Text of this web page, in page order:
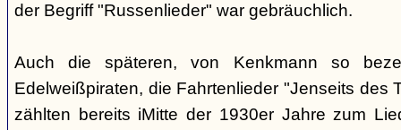
der Begriff "Russenlieder" war gebräuchlich.
Auch die späteren, von Kenkmann so
Edelweißpiraten, die Fahrtenlieder "Jenseits des
zählten bereits iMitte der 1930er Jahre zum